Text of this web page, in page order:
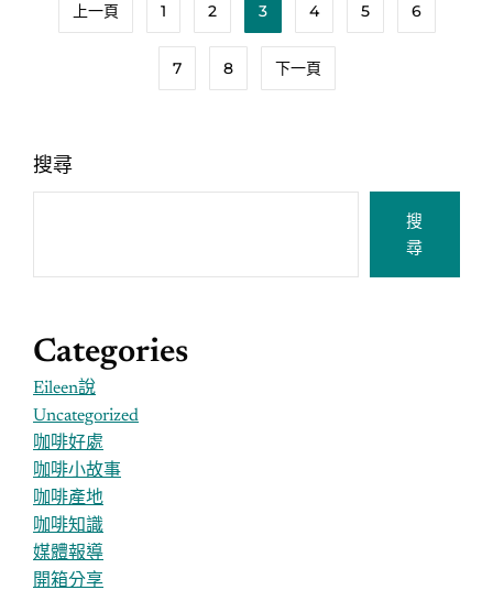
上一頁 1 2 3 4 5 6
7 8 下一頁
搜尋
搜
尋
Categories
Eileen說
Uncategorized
咖啡好處
咖啡小故事
咖啡產地
咖啡知識
媒體報導
開箱分享